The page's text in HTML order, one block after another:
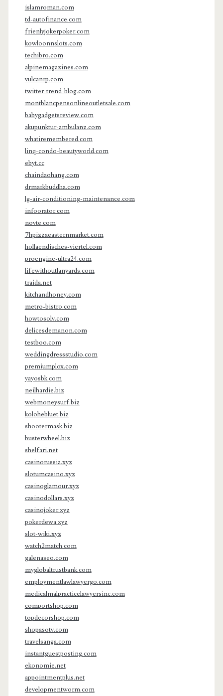
islamroman.com
td-autofinance.com
frienlyjokerpoker.com
kowloonnslots.com
techibro.com
alpinemagazines.com
vulcanrp.com
twitter-trend-blog.com
montblancpensonlineoutletsale.com
babygadgetsreview.com
akupunktur-ambulanz.com
whatiremembered.com
linq-condo-beautyworld.com
ebyt.cc
chaindaohang.com
drmarkbuddha.com
lg-air-conditioning-maintenance.com
infoorator.com
novte.com
7hpizzaeasternmarket.com
hollaendisches-viertel.com
proengine-ultra24.com
lifewithoutlanyards.com
traida.net
kitchandhoney.com
metro-bistro.com
howtosolv.com
delicesdemanon.com
testboo.com
weddingdressstudio.com
premiumplox.com
yayosbk.com
neilhardie.biz
webmoneysurf.biz
kolohebluet.biz
shootermask.biz
busterwheel.biz
shelfari.net
casinorussia.xyz
slotumcasino.xyz
casinoglamour.xyz
casinodollars.xyz
casinojoker.xyz
pokerdewa.xyz
slot-wiki.xyz
watch2match.com
galenaseo.com
myglobaltrustbank.com
employmentlawlawyergo.com
medicalmalpracticelawyersinc.com
comportshop.com
topdecorshop.com
shopasotv.com
travelsanga.com
instantguestposting.com
ekonomie.net
appointmentplus.net
developmentworm.com